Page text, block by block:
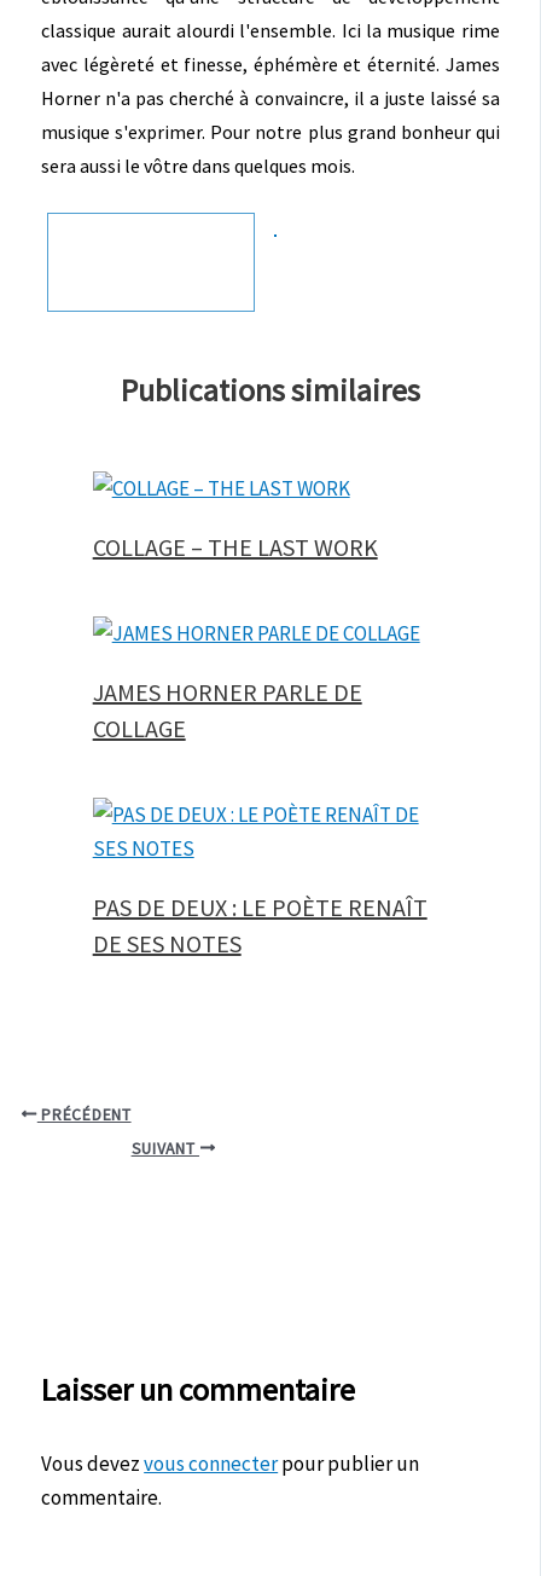
classique aurait alourdi l'ensemble. Ici la musique rime
avec légèreté et finesse, éphémère et éternité. James
Horner n'a pas cherché à convaincre, il a juste laissé sa
musique s'exprimer. Pour notre plus grand bonheur qui
sera aussi le vôtre dans quelques mois.
Publications similaires
COLLAGE – THE LAST WORK
JAMES HORNER PARLE DE
COLLAGE
PAS DE DEUX : LE POÈTE RENAÎT
DE SES NOTES
PRÉCÉDENT
SUIVANT
Laisser un commentaire
Vous devezvous connecterpour publier un
commentaire.